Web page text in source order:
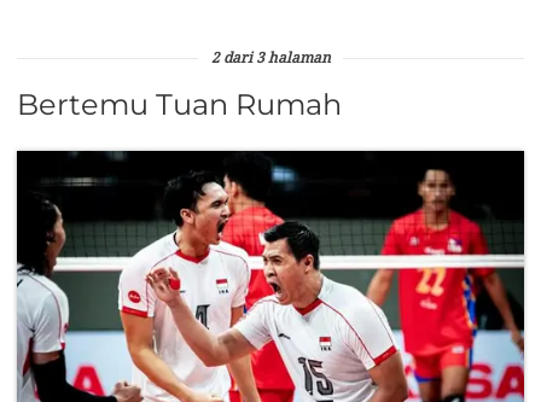
2 dari 3 halaman
Bertemu Tuan Rumah